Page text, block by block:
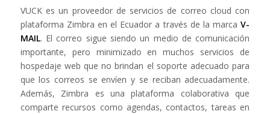
VUCK es un proveedor de servicios de correo cloud con
plataforma Zimbra en el Ecuador a través de la marcaV-
MAIL. El correo sigue siendo un medio de comunicación
importante, pero minimizado en muchos servicios de
hospedaje web que no brindan el soporte adecuado para
que los correos se envíen y se reciban adecuadamente.
Además, Zimbra es una plataforma colaborativa que
comparte recursos como agendas, contactos, tareas en